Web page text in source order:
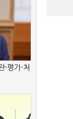
평가·처